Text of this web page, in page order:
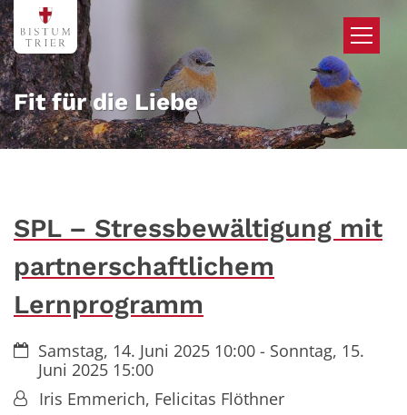
Zum Inhalt springen
Fit für die Liebe
SPL – Stressbewältigung mit
partnerschaftlichem
Lernprogramm
Datum:
Samstag, 14. Juni 2025 10:00 - Sonntag, 15.
Juni 2025 15:00
Von:Iris Emmerich, Felicitas Flöthner